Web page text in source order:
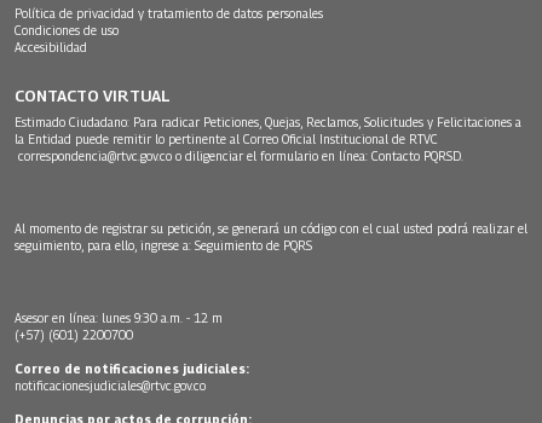
Política de privacidad y tratamiento de datos personales
Condiciones de uso
Accesibilidad
CONTACTO VIRTUAL
Estimado Ciudadano: Para radicar Peticiones, Quejas, Reclamos, Solicitudes y Felicitaciones a
la Entidad puede remitir lo pertinente al Correo Oficial Institucional de RTVC
correspondencia@rtvc.gov.co o diligenciar el formulario en línea: Contacto PQRSD.
Al momento de registrar su petición, se generará un código con el cual usted podrá realizar el
seguimiento, para ello, ingrese a: Seguimiento de PQRS
Asesor en línea: lunes 9:30 a.m. - 12 m
(+57) (601) 2200700
Correo de notificaciones judiciales:
notificacionesjudiciales@rtvc.gov.co
Denuncias por actos de corrupción: